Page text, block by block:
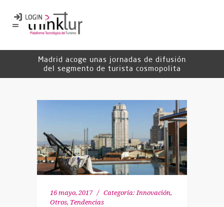
Madrid acoge unas jornadas de difusión
del segmento de turista cosmopolita
16 mayo, 2017 Categoría: Innovación,
Otros, Tendencias